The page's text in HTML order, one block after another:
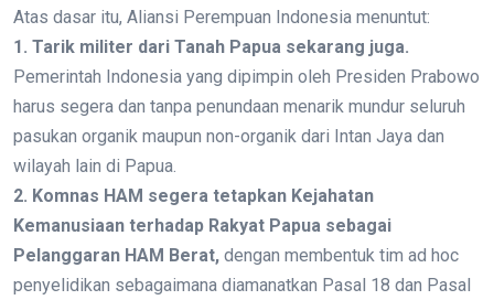
Atas dasar itu, Aliansi Perempuan Indonesia menuntut:
1. Tarik militer dari Tanah Papua sekarang juga.
Pemerintah Indonesia yang dipimpin oleh Presiden Prabowo
harus segera dan tanpa penundaan menarik mundur seluruh
pasukan organik maupun non-organik dari Intan Jaya dan
wilayah lain di Papua.
2. Komnas HAM segera tetapkan Kejahatan
Kemanusiaan terhadap Rakyat Papua sebagai
Pelanggaran HAM Berat, dengan membentuk tim ad hoc
penyelidikan sebagaimana diamanatkan Pasal 18 dan Pasal